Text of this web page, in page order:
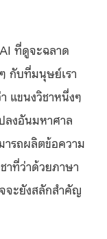
ที่ดูจะฉลาด
กับที่มนุษย์เรา
แขนงวิชาหนึ่งๆ
ลงอันมหาศาล
รถผลิตข้อความ
าที่ว่าด้วยภาษา
จะยังสลักสำคัญ